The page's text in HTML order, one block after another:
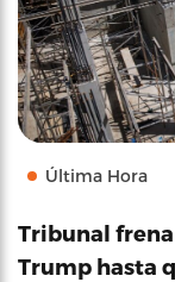
Última Hora
Tribunal frena
Trump hasta